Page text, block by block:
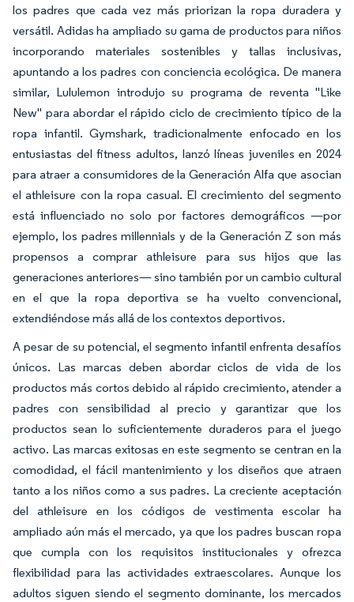
los padres que cada vez más priorizan la ropa duradera y
versátil. Adidas ha ampliado su gama de productos para niños
incorporando materiales sostenibles y tallas inclusivas,
apuntando a los padres con conciencia ecológica. De manera
similar, Lululemon introdujo su programa de reventa "Like
New" para abordar el rápido ciclo de crecimiento típico de la
ropa infantil. Gymshark, tradicionalmente enfocado en los
entusiastas del fitness adultos, lanzó líneas juveniles en 2024
para atraer a consumidores de la Generación Alfa que asocian
el athleisure con la ropa casual. El crecimiento del segmento
está influenciado no solo por factores demográficos —por
ejemplo, los padres millennials y de la Generación Z son más
propensos a comprar athleisure para sus hijos que las
generaciones anteriores— sino también por un cambio cultural
en el que la ropa deportiva se ha vuelto convencional,
extendiéndose más allá de los contextos deportivos.
A pesar de su potencial, el segmento infantil enfrenta desafíos
únicos. Las marcas deben abordar ciclos de vida de los
productos más cortos debido al rápido crecimiento, atender a
padres con sensibilidad al precio y garantizar que los
productos sean lo suficientemente duraderos para el juego
activo. Las marcas exitosas en este segmento se centran en la
comodidad, el fácil mantenimiento y los diseños que atraen
tanto a los niños como a sus padres. La creciente aceptación
del athleisure en los códigos de vestimenta escolar ha
ampliado aún más el mercado, ya que los padres buscan ropa
que cumpla con los requisitos institucionales y ofrezca
flexibilidad para las actividades extraescolares. Aunque los
adultos siguen siendo el segmento dominante, los mercados